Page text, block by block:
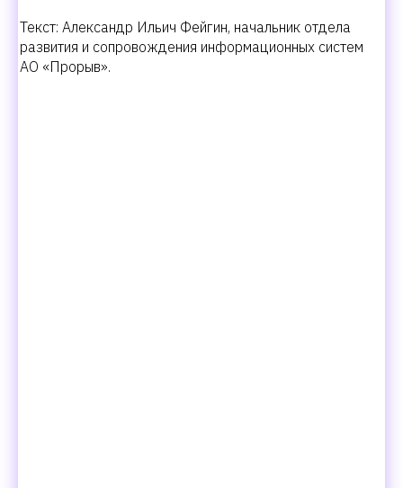
Текст: Александр Ильич Фейгин, начальник отдела
развития и сопровождения информационных систем
АО «Прорыв».